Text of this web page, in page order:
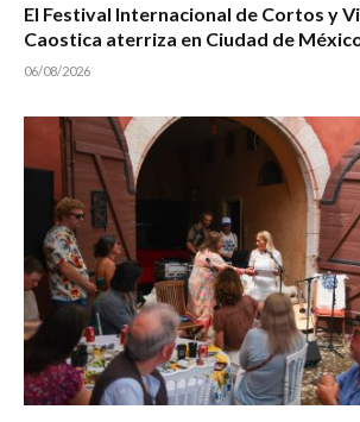
El Festival Internacional de Cortos y
Caostica aterriza en Ciudad de
06/08/2026